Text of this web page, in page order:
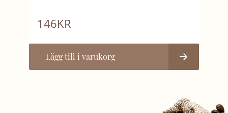
146KR
Lägg till i varukorg